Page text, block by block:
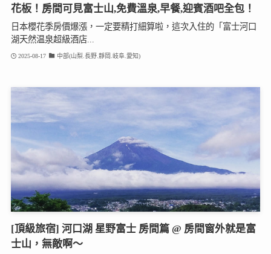
花板！房間可見富士山,免費溫泉,早餐,迎賓酒吧全包！
日本櫻花季房價爆漲，一定要精打細算啦，這次入住的「富士河口
湖天然温泉超級酒店...
2025-08-17 中部(山梨.長野.靜岡.岐阜.愛知)
[頂級旅宿] 河口湖 星野富士 房間篇 @ 房間窗外就是富
士山，無敵啊～